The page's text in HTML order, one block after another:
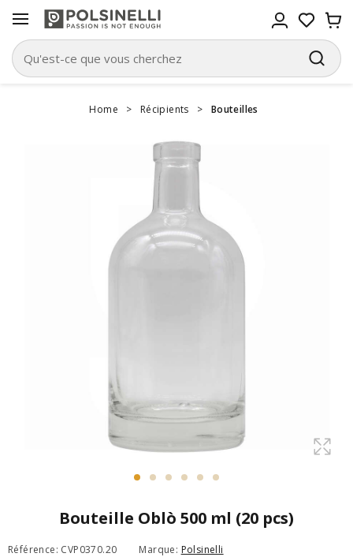
Home > Récipients > Bouteilles
Bouteille Oblò 500 ml (20 pcs)
Référence: CVP0370.20 Marque: Polsinelli